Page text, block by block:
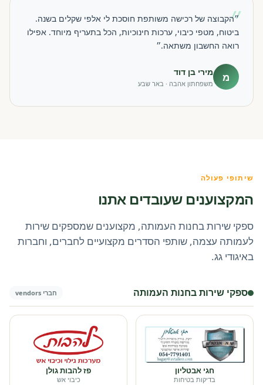
״
״הקבוצה של רכישה משותפת חוסכת לי אלפי שקלים בשנה.
ביטוח, מטפי כיבוי, ערכות חינוכיות, הכל בתעריף מיוחד. אפילו
רואה החשבון משתאה.״
מ מירי בן דוד
משפחתון אהבה · באר שבע
שיתופי פעולה
המקצוענים שעובדים אתנו
ספקי שירות בחנות העמותה, מקצוענים שמספקים שירות
לעמותה עצמה, שותפי הסדרים מקצועיים לחברים, וחברות
באיגודי גג.
ספקי שירות בחנות העמותה חברי vendors
חגי אבטליון
בדיקות בטיחות
פז להבות גולן
כיבוי אש